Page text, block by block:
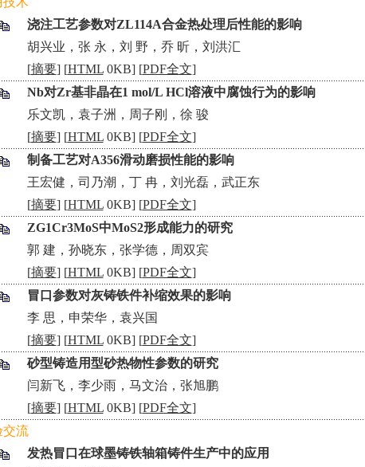
浇注工艺参数对ZL114A合金热处理后性能的影响
胡兴业，张 永，刘 野，乔 昕，刘洪汇
[摘要] [HTML0KB] [PDF全文]
Nb对Zr基非晶在1 mol/L HCl溶液中腐蚀行为的影响
乐文凯，袁子洲，周子刚，徐 骏
[摘要] [HTML0KB] [PDF全文]
制备工艺对A356滑动磨损性能的影响
王宏健，司乃潮，丁 冉，刘光磊，武正东
[摘要] [HTML0KB] [PDF全文]
ZG1Cr3MoS中MoS2形成能力的研究
郭 建，孙晓东，张学德，周双宾
[摘要] [HTML0KB] [PDF全文]
冒口参数对灰铸铁件补缩效果的影响
李 思，申荣华，袁兴国
[摘要] [HTML0KB] [PDF全文]
砂型铸造用型砂热物性参数的研究
闫新飞，李少雨，马文治，张旭鹏
[摘要] [HTML0KB] [PDF全文]
交流
发热冒口在球墨铸铁轴箱铸件生产中的应用